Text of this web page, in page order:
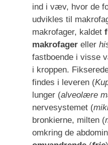
ind i væv, hvor de
udvikles til
makrofager, kaldet
makrofager eller
fastboende i visse
i kroppen.
findes i leveren (
lunger (alveolære
nervesystemet (
bronkierne, milten (
omkring de